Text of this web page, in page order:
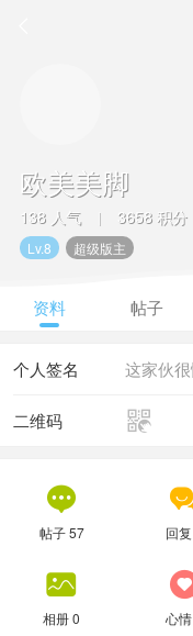
欧美美脚
138 人气 | 3658 积分
Lv.8 超级版主
资料 帖子
这家伙
个人签名

二维码

帖子 57 回

相册 0 心